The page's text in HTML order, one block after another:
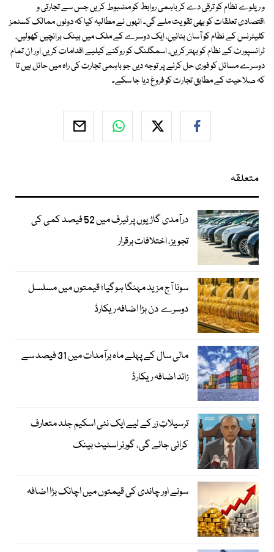
و ریلوے نظام کو ترقی دے کر باہمی روابط کو مضبوط کریں جس سے تجارتی و
اقتصادی تعلقات کو بھی تقویت ملے گی۔ انہوں نے مطالبہ کیا کہ دونوں ممالک کسٹمز
کلیئرنس کے نظام کو آسان بنائیں، ایک دوسرے کے ملک میں بینک برانچیں کھولیں،
ٹرانسپورٹ کے نظام کو بہتر کریں، اسمگلنگ کو روکنے کیلیے اقدامات کریں اور ان تمام
دوسرے مسائل کو فوری حل کرنے پر توجہ دیں جو باہمی تجارت کی راہ میں حائل ہیں تا
کہ صلاحیت کے مطابق تجارت کو فروغ دیا جا سکے۔
متعلقہ
درآمدی گاڑیوں پر ٹیرف میں 52 فیصد کمی کی
تجویز، اختلافات برقرار
سونا آج مزید مہنگا ہوگیا؛ قیمتوں میں مسلسل
دوسرے دن بڑا اضافہ ریکارڈ
مالی سال کے پہلے ماہ برآمدات میں 31 فیصد سے
زائد اضافہ ریکارڈ
ترسیلاتِ زر کے لیے ایک نئی اسکیم جلد متعارف
کرائی جائے گی، گورنر اسٹیٹ بینک
سونے اور چاندی کی قیمتوں میں اچانک بڑا اضافہ